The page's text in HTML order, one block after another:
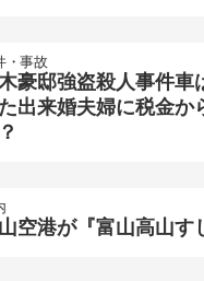
・事故
豪邸強盗殺人事件車
出来婚夫婦に税金か
空港が『富山高山す